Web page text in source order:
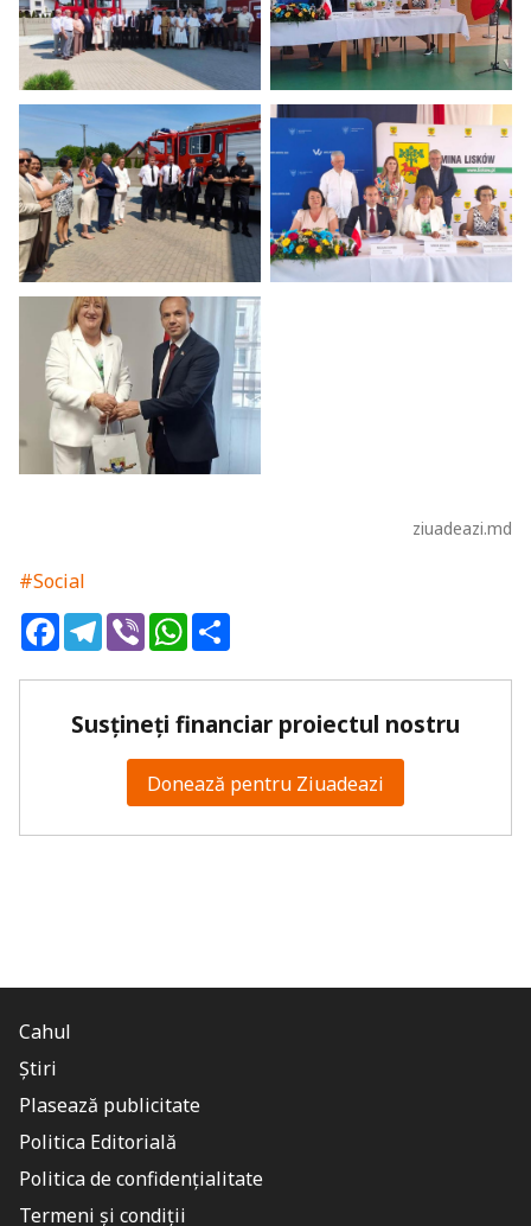
ziuadeazi.md
#Social
FacebookTelegram
ViberWhatsApp
Susțineți financiar proiectul nostru
Donează pentru Ziuadeazi
Cahul
Știri
Plasează publicitate
Politica Editorială
Politica de confidențialitate
Termeni și condiții